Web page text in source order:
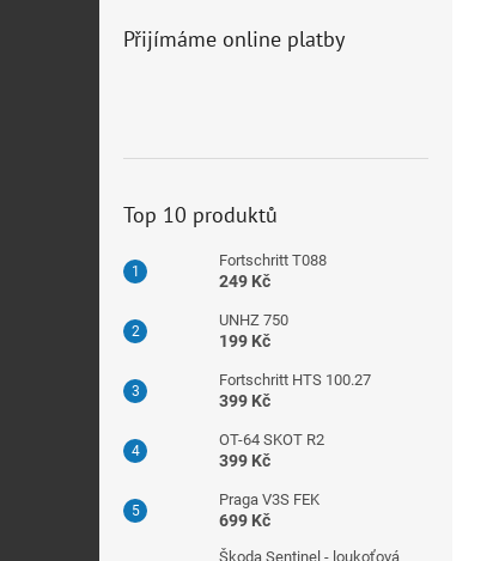
Přijímáme online platby
Top 10 produktů
Fortschritt T088
249 Kč
UNHZ 750
199 Kč
Fortschritt HTS 100.27
399 Kč
OT-64 SKOT R2
399 Kč
Praga V3S FEK
699 Kč
Škoda Sentinel - loukoťová